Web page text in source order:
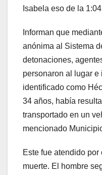
Isabela eso de la
Informan que
anónima al Sistema
detonaciones,
personaron al lugar e
identificado como
34 años, había
transportado en un
mencionado
Este fue atendido
muerte. El hombre